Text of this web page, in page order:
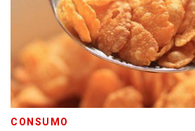
CONSUMO